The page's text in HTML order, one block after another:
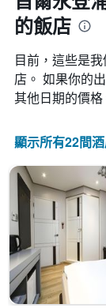
的飯店
目前，這些是
店。 如果你的
其他日期的價格
顯示所有22間